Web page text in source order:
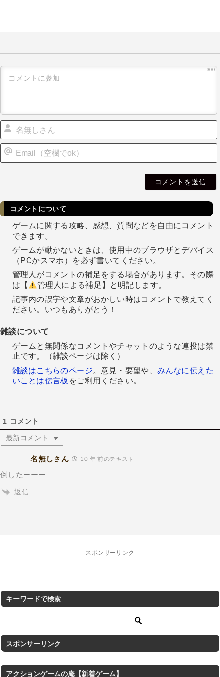
300
コメントについて
ゲームに関する攻略、感想、質問などを自由にコメント
できます。
ゲームが動かないときは、使用中のブラウザとデバイス
（PCかスマホ）を必ず書いてください。
管理人がコメントの補足をする場合があります。その際
は【
管理人による補足】と明記します。
記事内の誤字や文章がおかしい時はコメントで教えてく
ださい。いつもありがとう！
雑談について
ゲームと無関係なコメントやチャットのような連投は禁
止です。（雑談ページは除く）
雑談はこちらのページ。意見・要望や、みんなに伝えた
いことは伝言板 をご利用ください。
1 コメント
最新コメント
名無しさん 10 年 前のテキスト
倒したーーー
返信
スポンサーリンク
キーワードで検索
スポンサーリンク
アクションゲームの庵【新着ゲーム】